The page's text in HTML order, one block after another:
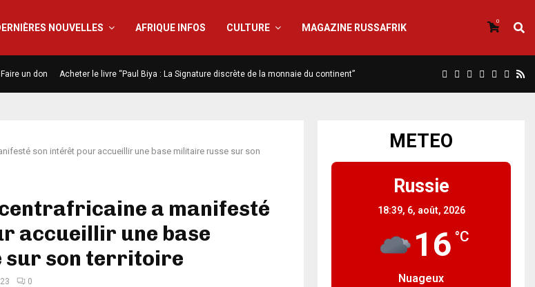
NOUVELLES AFRIQUE INFOS CULTURE MAGAZINE RUSSAFRIK
0
Faire un don Acheter le livre “Paul Biya : La Signature discrète de la monnaie du continent”
son intérêt pour accueillir une base militaire russe sur son
a manifesté
accueillir une base
sur son territoire
0
METEO
Russie
18:39, 6, août, 2026
16 °C
Nuageux